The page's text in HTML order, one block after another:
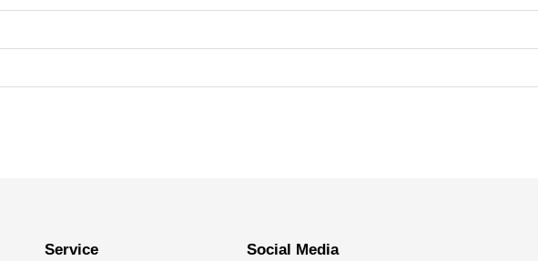
Service Social Media